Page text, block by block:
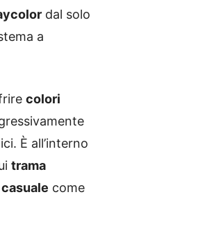
dal solo
a
colori
È all’interno
trama
come